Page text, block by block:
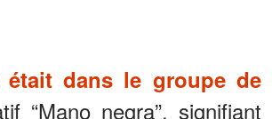
était dans le groupe de
“Mano negra”, signifiant